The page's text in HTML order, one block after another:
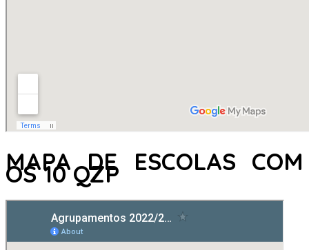
MAPA DE ESCOLAS COM
OS 10 QZP